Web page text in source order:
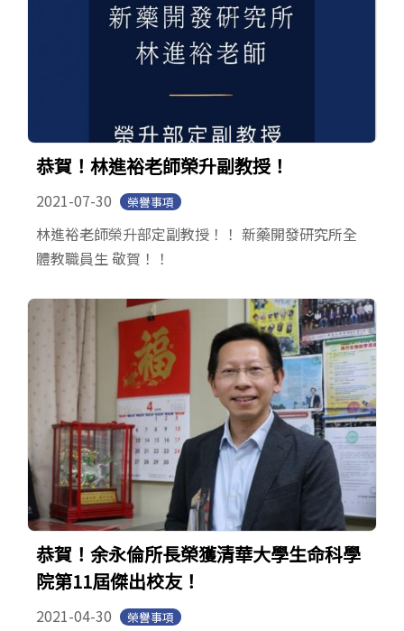
恭賀！林進裕老師榮升副教授！
2021-07-30 榮譽事項
林進裕老師榮升部定副教授！！ 新藥開發研究所全
體教職員生 敬賀！！
恭賀！余永倫所長榮獲清華大學生命科學
院第11屆傑出校友！
2021-04-30 榮譽事項